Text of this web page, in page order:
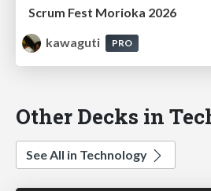
Scrum Fest Morioka 2026
kawaguti
PRO
Other Decks in
See All in Technology